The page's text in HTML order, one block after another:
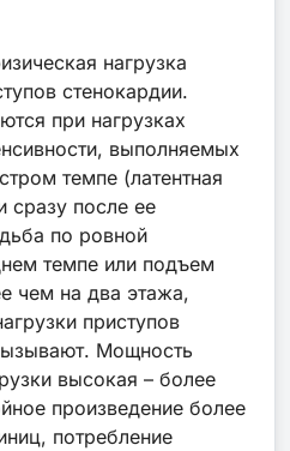
нагрузка
стенокардии.
при нагрузках
выполняемых
темпе (латентная
сразу после ее
по ровной
темпе или подъем
чем на два этажа,
приступов
Мощность
высокая – более
произведение более
потребление